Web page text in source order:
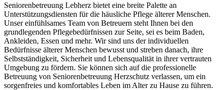
Seniorenbetreuung Lebherz bietet eine breite Palette an
Unterstützungsdiensten für die häusliche Pflege älterer Menschen.
Unser einfühlsames Team von Betreuern steht Ihnen bei den
grundlegenden Pflegebedürfnissen zur Seite, sei es beim Baden,
Ankleiden, Essen und mehr. Wir sind uns der individuellen
Bedürfnisse älterer Menschen bewusst und streben danach, ihre
Selbstständigkeit, Sicherheit und Lebensqualität in ihrer vertrauten
Umgebung zu fördern. Sie können sich auf die professionelle
Betreuung von Seniorenbetreuung Herzschutz verlassen, um ein
sorgenfreies und komfortables Leben im Alter zu Hause zu führen.